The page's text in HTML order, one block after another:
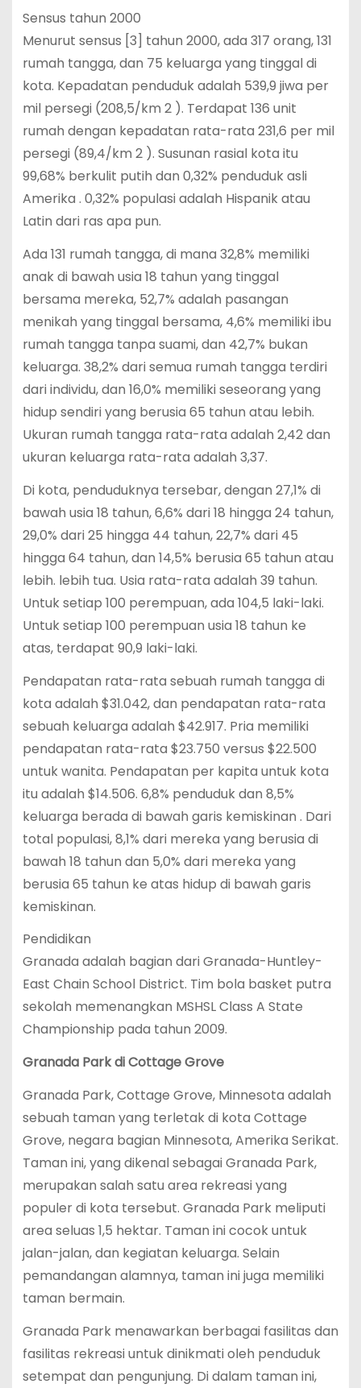
Sensus tahun 2000
Menurut sensus [3] tahun 2000, ada 317 orang, 131
rumah tangga, dan 75 keluarga yang tinggal di
kota. Kepadatan penduduk adalah 539,9 jiwa per
mil persegi (208,5/km 2 ). Terdapat 136 unit
rumah dengan kepadatan rata-rata 231,6 per mil
persegi (89,4/km 2 ). Susunan rasial kota itu
99,68% berkulit putih dan 0,32% penduduk asli
Amerika . 0,32% populasi adalah Hispanik atau
Latin dari ras apa pun.
Ada 131 rumah tangga, di mana 32,8% memiliki
anak di bawah usia 18 tahun yang tinggal
bersama mereka, 52,7% adalah pasangan
menikah yang tinggal bersama, 4,6% memiliki ibu
rumah tangga tanpa suami, dan 42,7% bukan
keluarga. 38,2% dari semua rumah tangga terdiri
dari individu, dan 16,0% memiliki seseorang yang
hidup sendiri yang berusia 65 tahun atau lebih.
Ukuran rumah tangga rata-rata adalah 2,42 dan
ukuran keluarga rata-rata adalah 3,37.
Di kota, penduduknya tersebar, dengan 27,1% di
bawah usia 18 tahun, 6,6% dari 18 hingga 24 tahun,
29,0% dari 25 hingga 44 tahun, 22,7% dari 45
hingga 64 tahun, dan 14,5% berusia 65 tahun atau
lebih. lebih tua. Usia rata-rata adalah 39 tahun.
Untuk setiap 100 perempuan, ada 104,5 laki-laki.
Untuk setiap 100 perempuan usia 18 tahun ke
atas, terdapat 90,9 laki-laki.
Pendapatan rata-rata sebuah rumah tangga di
kota adalah $31.042, dan pendapatan rata-rata
sebuah keluarga adalah $42.917. Pria memiliki
pendapatan rata-rata $23.750 versus $22.500
untuk wanita. Pendapatan per kapita untuk kota
itu adalah $14.506. 6,8% penduduk dan 8,5%
keluarga berada di bawah garis kemiskinan . Dari
total populasi, 8,1% dari mereka yang berusia di
bawah 18 tahun dan 5,0% dari mereka yang
berusia 65 tahun ke atas hidup di bawah garis
kemiskinan.
Pendidikan
Granada adalah bagian dari Granada-Huntley-
East Chain School District. Tim bola basket putra
sekolah memenangkan MSHSL Class A State
Championship pada tahun 2009.
Granada Park di Cottage Grove
Granada Park, Cottage Grove, Minnesota adalah
sebuah taman yang terletak di kota Cottage
Grove, negara bagian Minnesota, Amerika Serikat.
Taman ini, yang dikenal sebagai Granada Park,
merupakan salah satu area rekreasi yang
populer di kota tersebut. Granada Park meliputi
area seluas 1,5 hektar. Taman ini cocok untuk
jalan-jalan, dan kegiatan keluarga. Selain
pemandangan alamnya, taman ini juga memiliki
taman bermain.
Granada Park menawarkan berbagai fasilitas dan
fasilitas rekreasi untuk dinikmati oleh penduduk
setempat dan pengunjung. Di dalam taman ini,